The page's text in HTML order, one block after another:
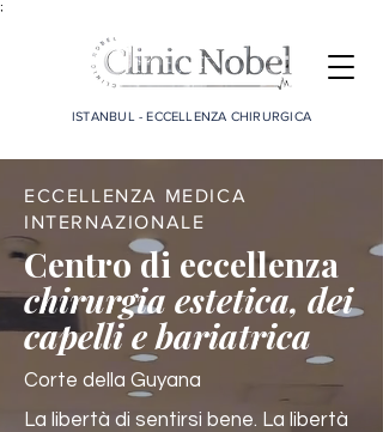
;
ISTANBUL - ECCELLENZA CHIRURGICA
ECCELLENZA MEDICA
INTERNAZIONALE
Centro di eccellenza
chirurgia estetica, dei
capelli e bariatrica
Corte della Guyana
La libertà di sentirsi bene. La libertà